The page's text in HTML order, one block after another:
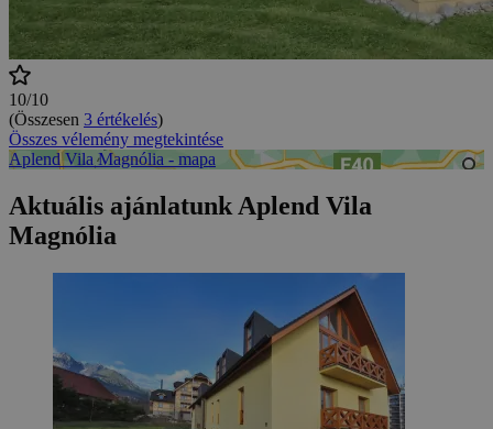
10/10
(Összesen 3 értékelés)
Összes vélemény megtekintése
Aplend Vila Magnólia - mapa
Aktuális ajánlatunk Aplend Vila
Magnólia